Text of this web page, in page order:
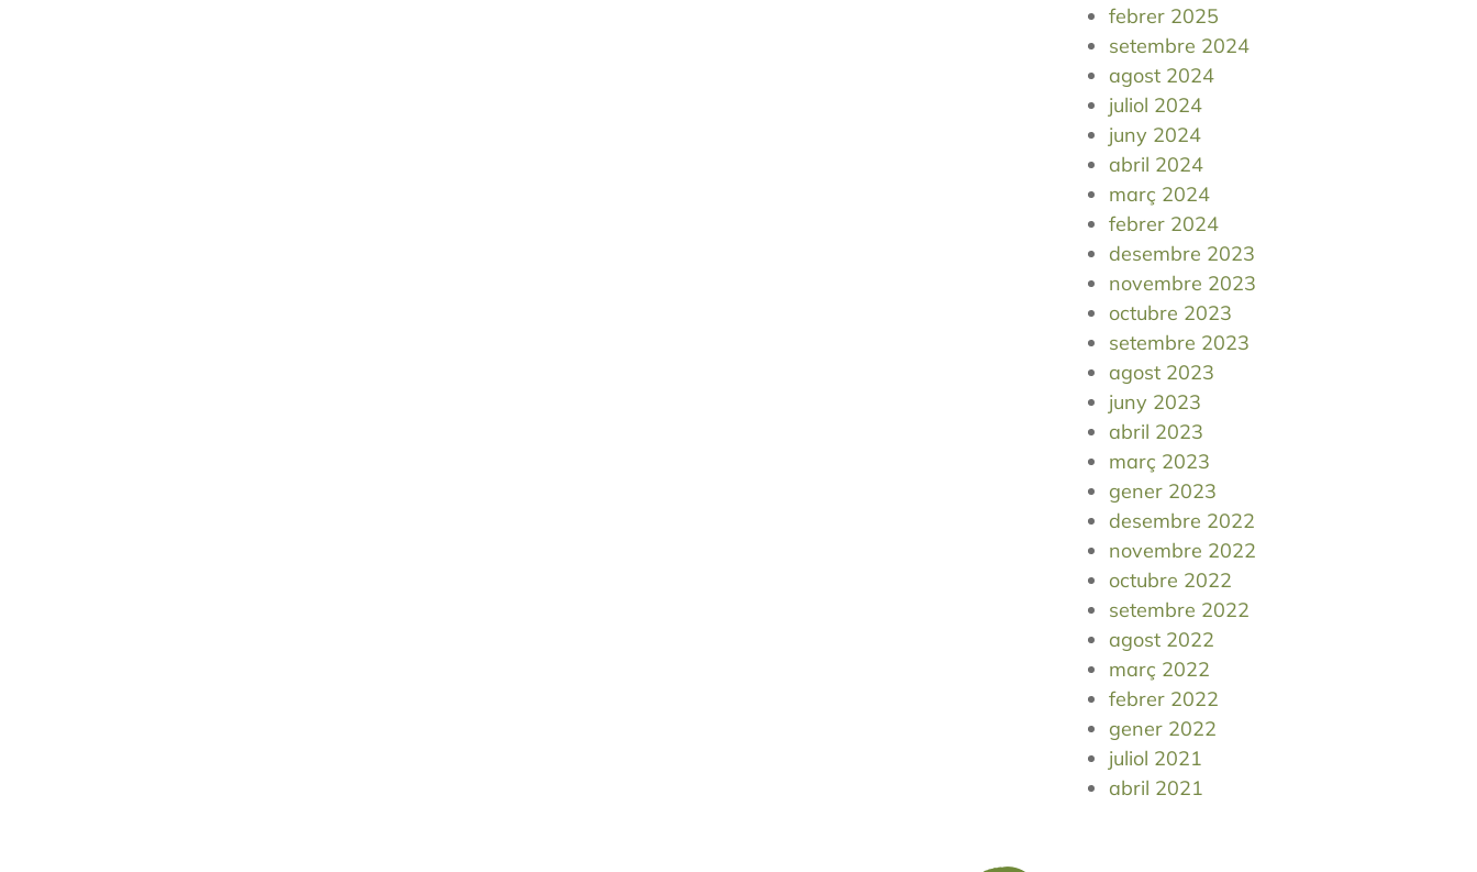
febrer 2025
setembre 2024
agost 2024
juliol 2024
juny 2024
abril 2024
març 2024
febrer 2024
desembre 2023
novembre 2023
octubre 2023
setembre 2023
agost 2023
juny 2023
abril 2023
març 2023
gener 2023
desembre 2022
novembre 2022
octubre 2022
setembre 2022
agost 2022
març 2022
febrer 2022
gener 2022
juliol 2021
abril 2021